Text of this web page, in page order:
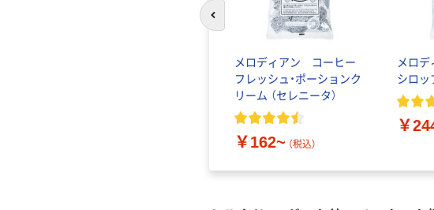
メロディアン コーヒー
フレッシュ・ポーションク
リーム （セレニータ）
￥162~ （税込）
メロデ
シロッ
￥
前のスライドへ